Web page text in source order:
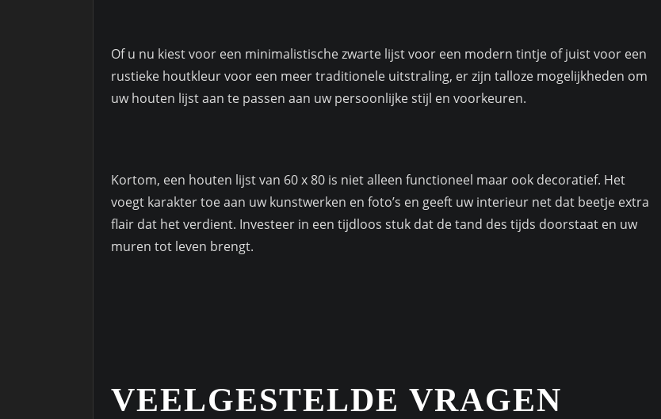
Of u nu kiest voor een minimalistische zwarte lijst voor een modern tintje of juist voor een
rustieke houtkleur voor een meer traditionele uitstraling, er zijn talloze mogelijkheden om
uw houten lijst aan te passen aan uw persoonlijke stijl en voorkeuren.
Kortom, een houten lijst van 60 x 80 is niet alleen functioneel maar ook decoratief. Het
voegt karakter toe aan uw kunstwerken en foto’s en geeft uw interieur net dat beetje extra
flair dat het verdient. Investeer in een tijdloos stuk dat de tand des tijds doorstaat en uw
muren tot leven brengt.
VEELGESTELDE VRAGEN